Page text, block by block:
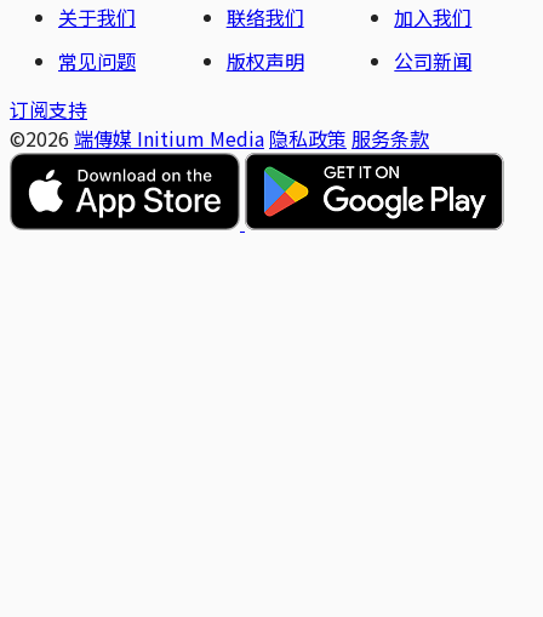
关于我们
联络我们
加入我们
常见问题
版权声明
公司新闻
订阅支持
©2026 端傳媒 Initium Media 隐私政策 服务条款